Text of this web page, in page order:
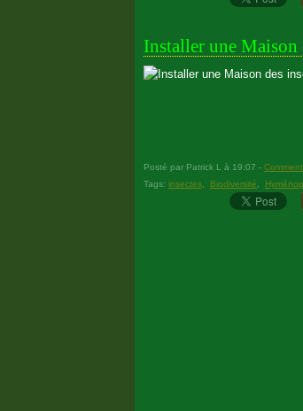
Installer une Maison
Posté par Patrick L à 19:07 -
Tags: insectes Biodiversité